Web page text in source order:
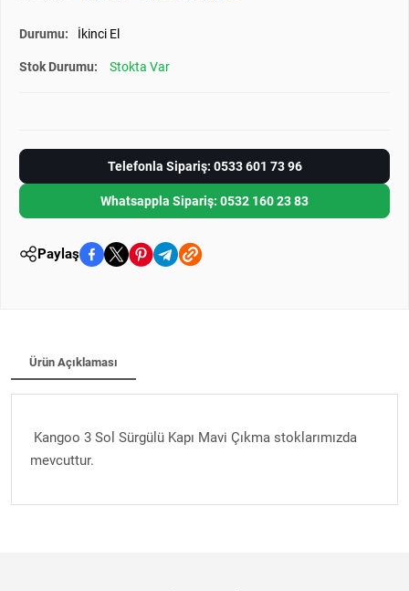
Durumu: İkinci El
Stok Durumu: Stokta Var
Telefonla Sipariş: 0533 601 73 96
Whatsappla Sipariş: 0532 160 23 83
Paylaş
Ürün Açıklaması
Kangoo 3 Sol Sürgülü Kapı Mavi Çıkma stoklarımızda
mevcuttur.